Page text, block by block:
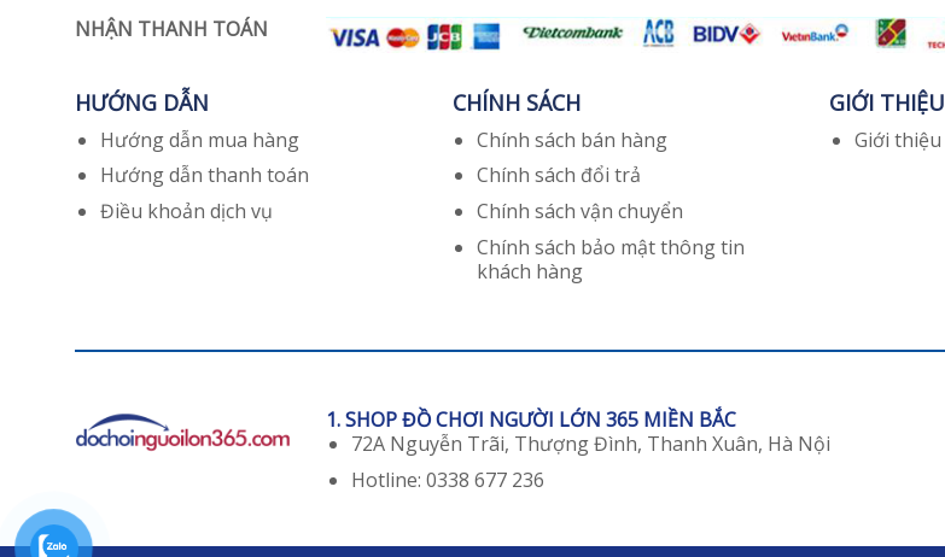
NHẬN THANH TOÁN
HƯỚNG DẪN
Hướng dẫn mua hàng
Hướng dẫn thanh toán
Điều khoản dịch vụ
CHÍNH SÁCH
Chính sách bán hàng
Chính sách đổi trả
Chính sách vận chuyển
Chính sách bảo mật thông tin
khách hàng
GIỚI THIỆU
Giới thiệu
1. SHOP ĐỒ CHƠI NGƯỜI LỚN 365 MIỀN BẮC
72A Nguyễn Trãi, Thượng Đình, Thanh Xuân, Hà Nội
Hotline: 0338 677 236